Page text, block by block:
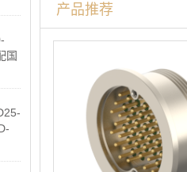
国
产品推荐